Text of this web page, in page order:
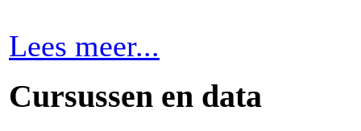
Lees meer...
Cursussen en data